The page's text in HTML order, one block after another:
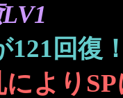
121 回復
より